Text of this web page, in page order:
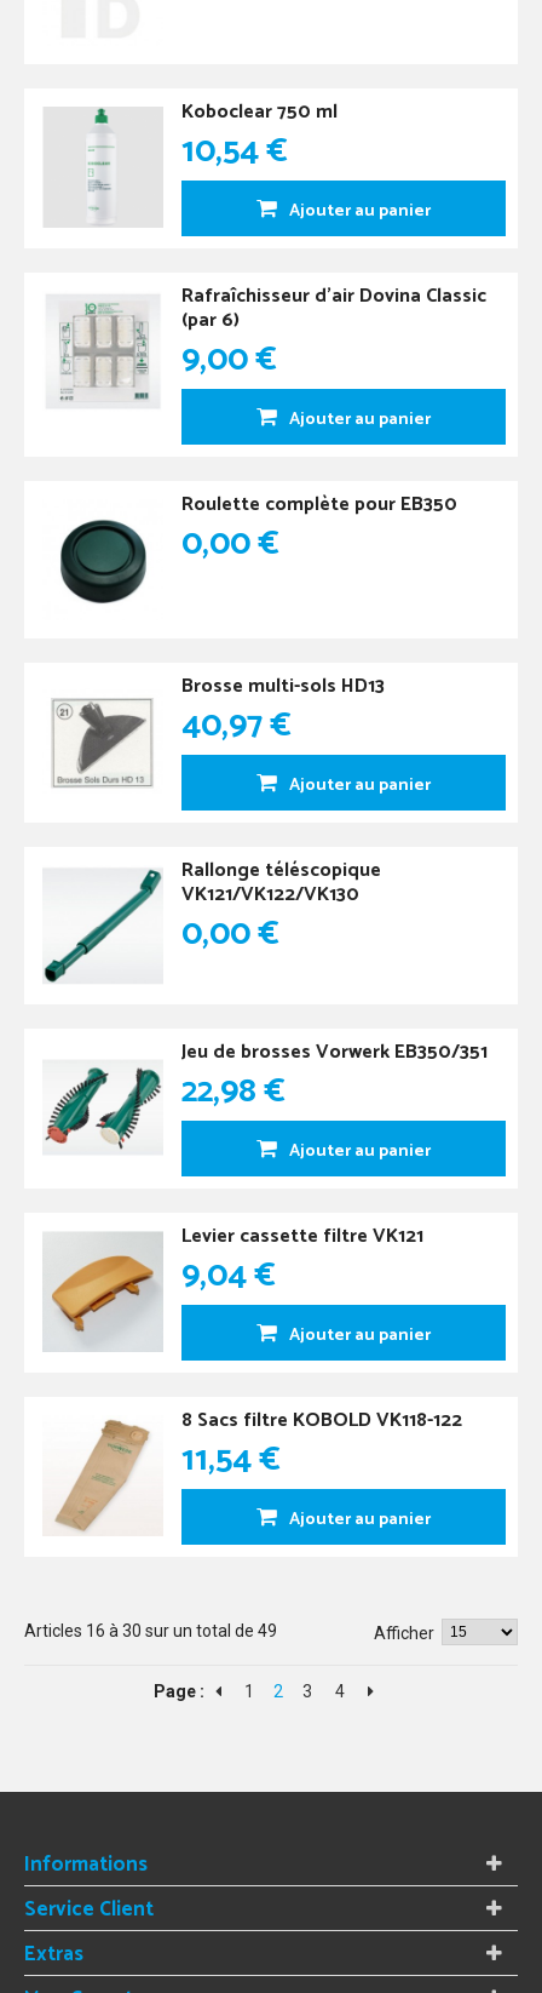
Koboclear 750 ml
10,54 €
Ajouter au panier
Rafraîchisseur d'air Dovina Classic
(par 6)
9,00 €
Ajouter au panier
Roulette complète pour EB350
0,00 €
Brosse multi-sols HD13
40,97 €
Ajouter au panier
Rallonge téléscopique
VK121/VK122/VK130
0,00 €
Jeu de brosses Vorwerk EB350/351
22,98 €
Ajouter au panier
Levier cassette filtre VK121
9,04 €
Ajouter au panier
8 Sacs filtre KOBOLD VK118-122
11,54 €
Ajouter au panier
Articles 16 à 30 sur un total de 49 Afficher
Page : 1 2 3 4
Informations
Service Client
Extras